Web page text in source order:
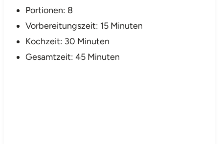
Portionen: 8
Vorbereitungszeit: 15 Minuten
Kochzeit: 30 Minuten
Gesamtzeit: 45 Minuten